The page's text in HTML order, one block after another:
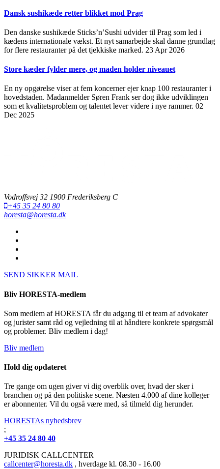
Dansk sushikæde retter blikket mod Prag
Den danske sushikæde Sticks’n’Sushi udvider til Prag som led i
kædens internationale vækst. Et nyt samarbejde skal danne grundlag
for flere restauranter på det tjekkiske marked. 23 Apr 2026
Store kæder fylder mere, og maden holder niveauet
En ny opgørelse viser at fem koncerner ejer knap 100 restauranter i
hovedstaden. Madanmelder Søren Frank ser dog ikke udviklingen
som et kvalitetsproblem og talentet lever videre i nye rammer. 02
Dec 2025
Vodroffsvej 32 1900 Frederiksberg C
+45 35 24 80 80
horesta@horesta.dk
SEND SIKKER MAIL
Bliv HORESTA-medlem
Som medlem af HORESTA får du adgang til et team af advokater
og jurister samt råd og vejledning til at håndtere konkrete spørgsmål
og problemer. Bliv medlem i dag!
Bliv medlem
Hold dig opdateret
Tre gange om ugen giver vi dig overblik over, hvad der sker i
branchen og på den politiske scene. Næsten 4.000 af dine kolleger
er abonnenter. Vil du også være med, så tilmeld dig herunder.
HORESTAs nyhedsbrev
;
+45 35 24 80 40
JURIDISK CALLCENTER
callcenter@horesta.dk , hverdage kl. 08.30 - 16.00